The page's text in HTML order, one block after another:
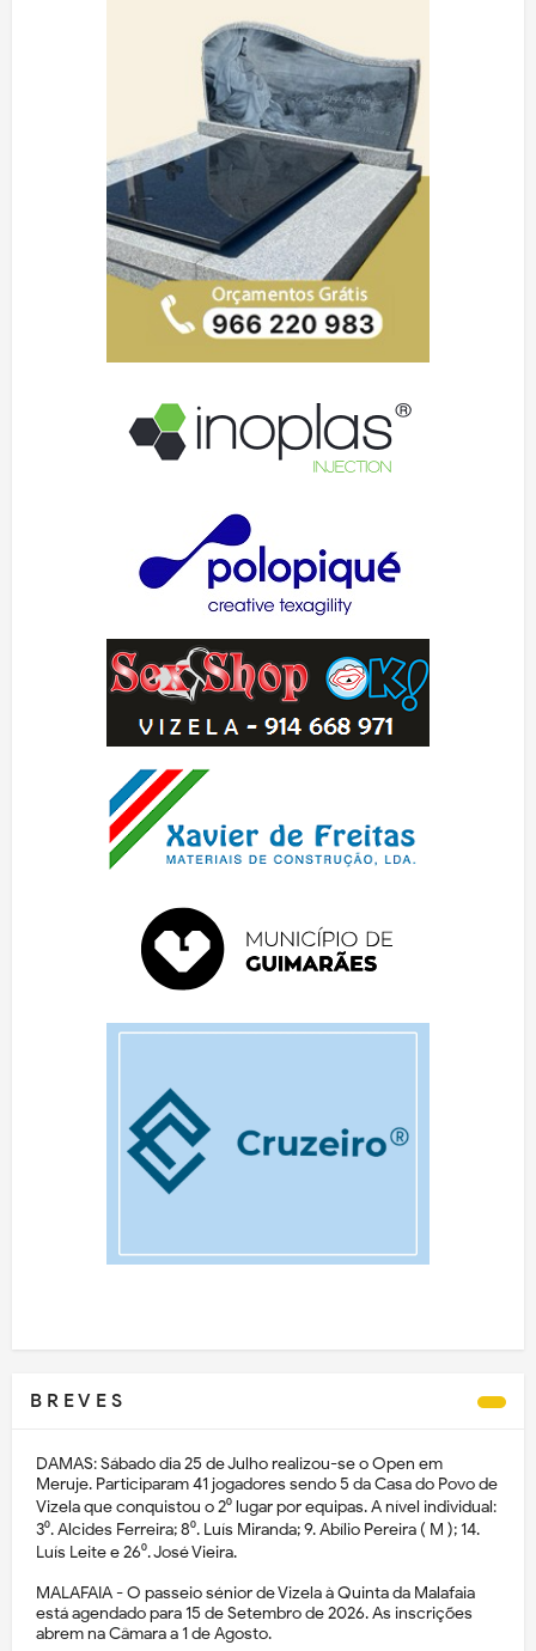
B R E V E S
DAMAS: Sábado dia 25 de Julho realizou-se o Open em
Meruje. Participaram 41 jogadores sendo 5 da Casa do Povo de
Vizela que conquistou o 2⁰ lugar por equipas. A nível individual:
3⁰. Alcides Ferreira; 8⁰. Luís Miranda; 9. Abílio Pereira ( M ); 14.
Luís Leite e 26⁰. José Vieira.
MALAFAIA - O passeio sénior de Vizela à Quinta da Malafaia
está agendado para 15 de Setembro de 2026. As inscrições
abrem na Câmara a 1 de Agosto.